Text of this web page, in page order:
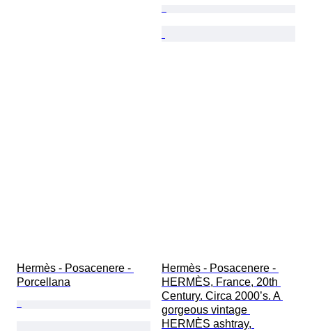
Hermès - Posacenere -
Porcellana
Hermès - Posacenere -
HERMÈS, France, 20th
Century. Circa 2000’s. A
gorgeous vintage
HERMÈS ashtray,